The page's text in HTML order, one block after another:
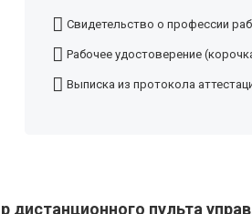
Свидетельство о профессии
Рабочее удостоверение
Выписка из протокола
дистанционного пульта